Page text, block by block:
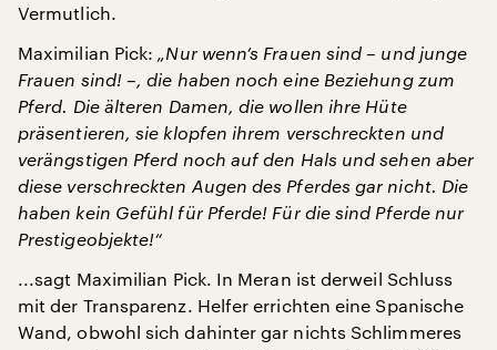
Vermutlich.
Maximilian Pick: „Nur wenn’s Frauen sind – und junge
Frauen sind! –, die haben noch eine Beziehung zum
Pferd. Die älteren Damen, die wollen ihre Hüte
präsentieren, sie klopfen ihrem verschreckten und
verängstigen Pferd noch auf den Hals und sehen aber
diese verschreckten Augen des Pferdes gar nicht. Die
haben kein Gefühl für Pferde! Für die sind Pferde nur
Prestigeobjekte!“
...sagt Maximilian Pick. In Meran ist derweil Schluss
mit der Transparenz. Helfer errichten eine Spanische
Wand, obwohl sich dahinter gar nichts Schlimmeres